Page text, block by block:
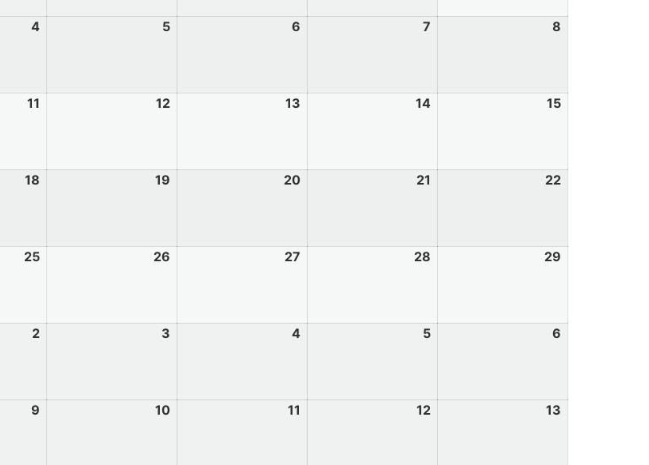
4 5 6 7 8
11 12 13 14 15
18 19 20 21 22
25 26 27 28 29
2 3 4 5 6
9 10 11 12 13